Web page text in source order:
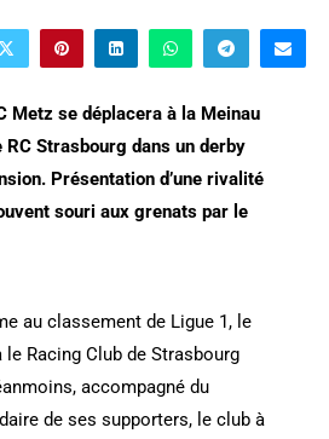
Metz se déplacera à la Meinau
Strasbourg dans un derby
Présentation d’une rivalité
souri aux grenats par le
au classement de Ligue 1, le
Racing Club de Strasbourg
accompagné du
de ses supporters, le club à